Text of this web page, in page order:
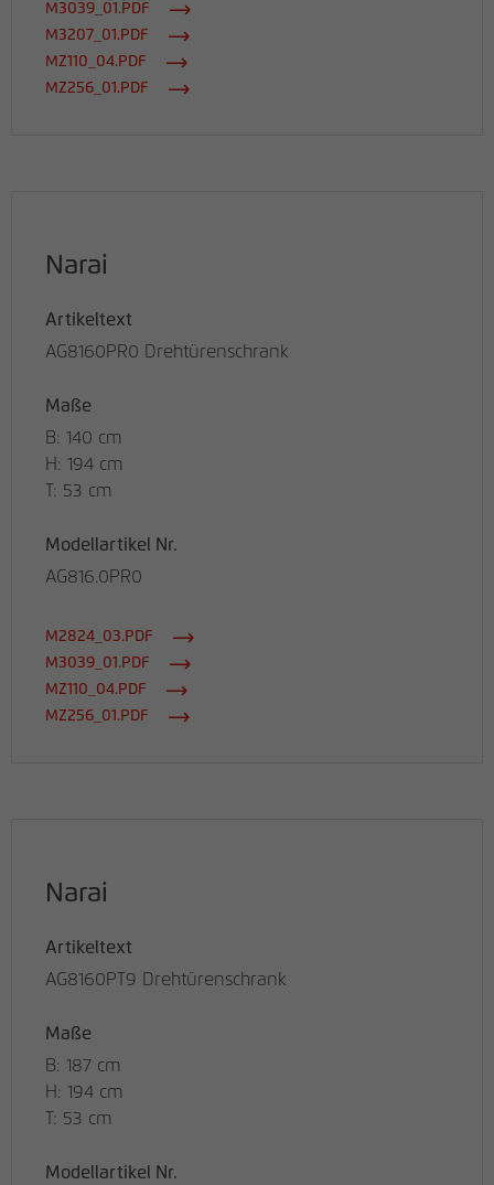
M3039_01.PDF
M3207_01.PDF
MZ110_04.PDF
MZ256_01.PDF
Narai
Artikeltext
AG8160PR0 Drehtürenschrank
Maße
B: 140 cm
H: 194 cm
T: 53 cm
Modellartikel Nr.
AG816.0PR0
M2824_03.PDF
M3039_01.PDF
MZ110_04.PDF
MZ256_01.PDF
Narai
Artikeltext
AG8160PT9 Drehtürenschrank
Maße
B: 187 cm
H: 194 cm
T: 53 cm
Modellartikel Nr.